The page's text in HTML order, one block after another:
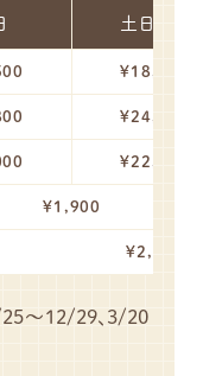
土日祝日
¥18,500
¥24,800
¥22,000
¥1,900
¥2,200
25～12/29、3/20